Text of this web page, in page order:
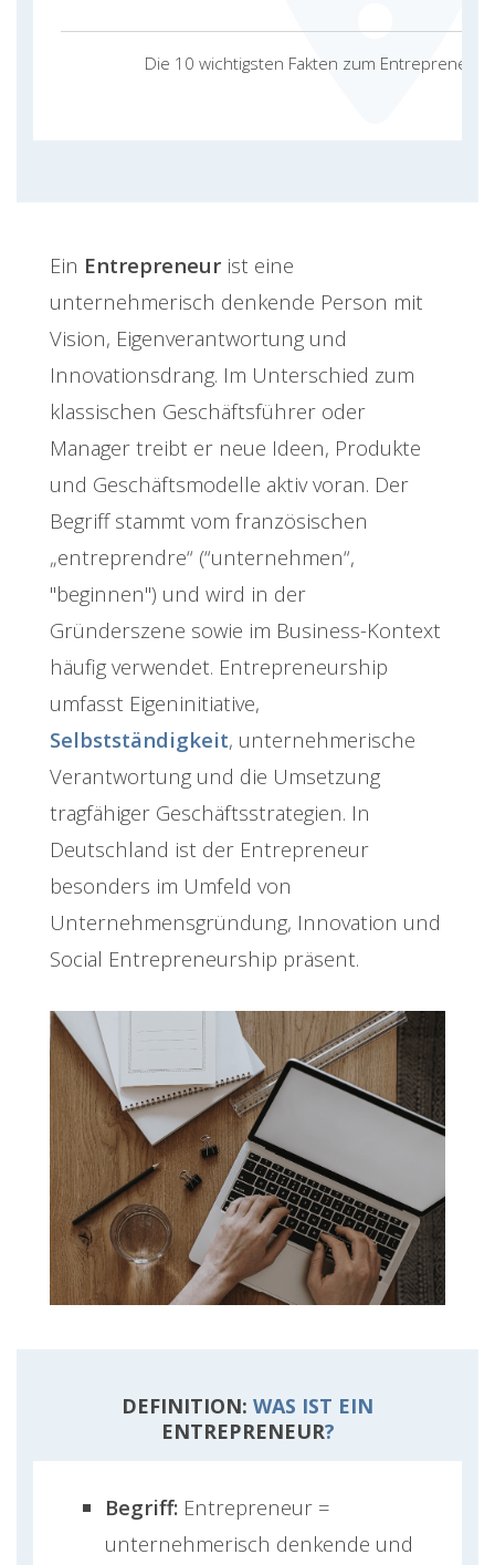
Die 10 wichtigsten Fakten zum
Ein Entrepreneur ist eine
unternehmerisch denkende Person mit
Vision, Eigenverantwortung und
Innovationsdrang. Im Unterschied zum
klassischen Geschäftsführer oder
Manager treibt er neue Ideen, Produkte
und Geschäftsmodelle aktiv voran. Der
Begriff stammt vom französischen
„entreprendre“ (“unternehmen“,
"beginnen") und wird in der
Gründerszene sowie im Business-Kontext
häufig verwendet. Entrepreneurship
umfasst Eigeninitiative,
Selbstständigkeit, unternehmerische
Verantwortung und die Umsetzung
tragfähiger Geschäftsstrategien. In
Deutschland ist der Entrepreneur
besonders im Umfeld von
Unternehmensgründung, Innovation und
Social Entrepreneurship präsent.
DEFINITION: WAS IST EIN
ENTREPRENEUR?
Begriff: Entrepreneur =
unternehmerisch denkende und